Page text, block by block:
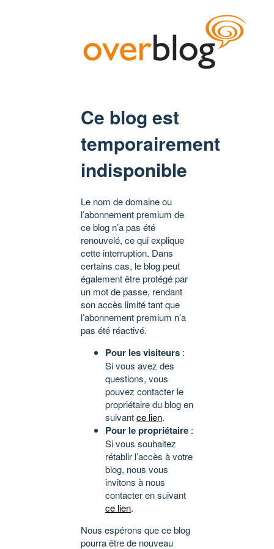
Ce blog est
temporairement
indisponible
Le nom de domaine ou
l’abonnement premium de
ce blog n’a pas été
renouvelé, ce qui explique
cette interruption. Dans
certains cas, le blog peut
également être protégé par
un mot de passe, rendant
son accès limité tant que
l’abonnement premium n’a
pas été réactivé.
Pour les visiteurs :
Si vous avez des
questions, vous
pouvez contacter le
propriétaire du blog en
suivantce lien.
Pour le propriétaire :
Si vous souhaitez
rétablir l’accès à votre
blog, nous vous
invitons à nous
contacter en suivant
ce lien.
Nous espérons que ce blog
pourra être de nouveau